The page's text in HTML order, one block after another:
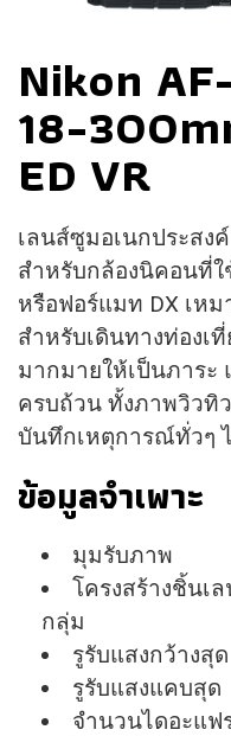
Nikon
18-
ED VR
เลนส์ซูมอเนกประสง
สำหรับกล้องนิคอนที่ใ
หรือฟอร์แมท DX เห
สำหรับเดินทางท่องเ
มากมายให้เป็นภาระ
ครบถ้วน ทั้งภาพวิว
บันทึกเหตุการณ์ทั่วๆ
ข้อมูลจำเพาะ
มุมรับภาพ
โครงสร้างชิ้
กลุ่ม
รูรับแสงกว้า
รูรับแสงแ
จำนวนไดอ